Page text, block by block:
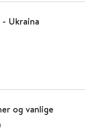
Ukraina
og vanlige